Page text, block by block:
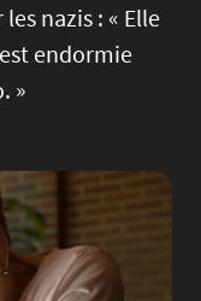
nazis : « Elle
endormie
»